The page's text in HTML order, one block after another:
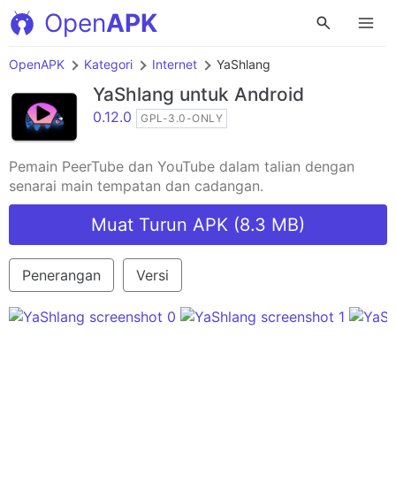
OpenAPK
OpenAPK Kategori Internet YaShlang
YaShlang untuk Android
0.12.0 GPL-3.0-ONLY
Pemain PeerTube dan YouTube dalam talian dengan
senarai main tempatan dan cadangan.
Muat Turun APK (8.3 MB)
Penerangan Versi